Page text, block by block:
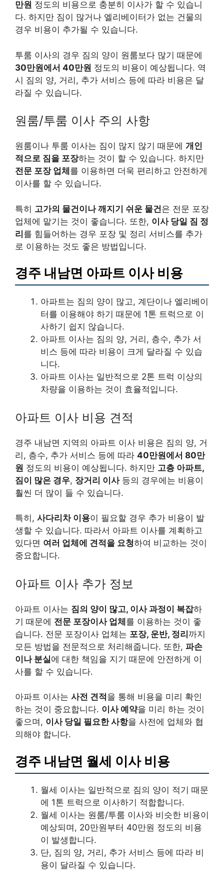
만원 정도의 비용으로 충분히 이사가 할 수 있습니
다. 하지만 짐이 많거나 엘리베이터가 없는 건물의
경우 비용이 추가될 수 있습니다.
투룸 이사의 경우 짐의 양이 원룸보다 많기 때문에
30만원에서 40만원 정도의 비용이 예상됩니다. 역
시 짐의 양, 거리, 추가 서비스 등에 따라 비용은 달
라질 수 있습니다.
원룸/투룸 이사 주의 사항
원룸이나 투룸 이사는 짐이 많지 않기 때문에 개인
적으로 짐을 포장하는 것이 할 수 있습니다. 하지만
전문 포장 업체 를 이용하면 더욱 편리하고 안전하게
이사를 할 수 있습니다.
특히 고가의 물건이나 깨지기 쉬운 물건은 전문 포장
업체에 맡기는 것이 좋습니다. 또한, 이사 당일 짐 정
리를 힘들어하는 경우 포장 및 정리 서비스를 추가
로 이용하는 것도 좋은 방법입니다.
경주 내남면 아파트 이사 비용
아파트는 짐의 양이 많고, 계단이나 엘리베이
터를 이용해야 하기 때문에 1톤 트럭으로 이
사하기 쉽지 않습니다.
아파트 이사는 짐의 양, 거리, 층수, 추가 서
비스 등에 따라 비용이 크게 달라질 수 있습
니다.
아파트 이사는 일반적으로 2톤 트럭 이상의
차량을 이용하는 것이 효율적입니다.
아파트 이사 비용 견적
경주 내남면 지역의 아파트 이사 비용은 짐의 양, 거
리, 층수, 추가 서비스 등에 따라 40만원에서 80만
원 정도의 비용이 예상됩니다. 하지만 고층 아파트,
짐이 많은 경우, 장거리 이사등의 경우에는 비용이
훨씬 더 많이 들 수 있습니다.
특히, 사다리차 이용이 필요할 경우 추가 비용이 발
생할 수 있습니다. 따라서 아파트 이사를 계획하고
있다면 여러 업체에 견적을 요청하여 비교하는 것이
중요합니다.
아파트 이사 추가 정보
아파트 이사는 짐의 양이 많고, 이사 과정이 복잡하
기 때문에 전문 포장이사 업체를 이용하는 것이 좋
습니다. 전문 포장이사 업체는 포장, 운반, 정리까지
모든 방법을 전문적으로 처리해줍니다. 또한, 파손
이나 분실에 대한 책임을 지기 때문에 안전하게 이
사를 할 수 있습니다.
아파트 이사는 사전 견적 을 통해 비용을 미리 확인
하는 것이 중요합니다. 이사 예약을 미리 하는 것이
좋으며, 이사 당일 필요한 사항을 사전에 업체와 협
의해야 합니다.
경주 내남면 월세 이사 비용
월세 이사는 일반적으로 짐의 양이 적기 때문
에 1톤 트럭으로 이사하기 적합합니다.
월세 이사는 원룸/투룸 이사와 비슷한 비용이
예상되며, 20만원부터 40만원 정도의 비용
이 발생합니다.
단, 짐의 양, 거리, 추가 서비스 등에 따라 비
용이 달라질 수 있습니다.